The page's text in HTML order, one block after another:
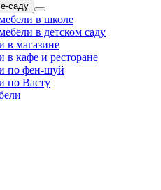
саду
в школе
в детском саду
в магазине
в кафе и ресторане
по фен-шуй
по Васту